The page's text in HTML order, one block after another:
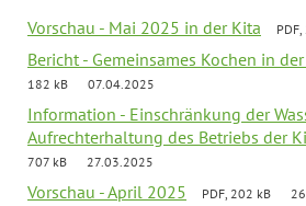
Vorschau - Mai 2025 in der Kita
Bericht - Gemeinsames Kochen in
182 kB
07.04.2025
Information - Einschränkung der
Aufrechterhaltung des Betriebs der
707 kB
27.03.2025
Vorschau - April 2025 PDF, 202 kB